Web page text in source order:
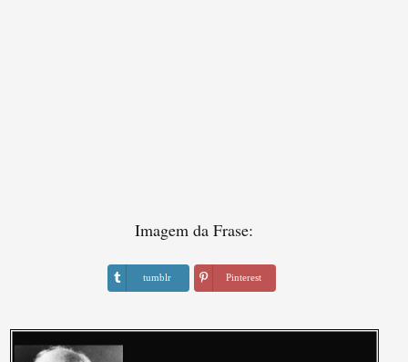
Imagem da Frase:
tumblr Pinterest